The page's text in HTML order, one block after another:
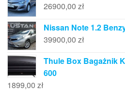
26900,00 zł
Nissan Note 1.2
39900,00 zł
Thule Box Bagażnik
600
1899,00 zł